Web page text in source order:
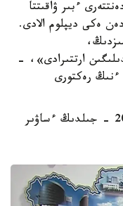
ءبىر ۋاقىتتا
ەكى ديپلوم الادى.
ارتتىرادى»، -
رەكتورى
بەلگىلەنگەن جوسپاردى ىسكە اسىرۋ 2015 - جىلدىڭ ءساۋىر